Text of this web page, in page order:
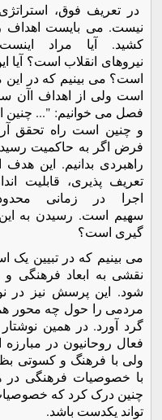
در تعریف فوق،
نیست. می بایست اهداف
کشید. آیا مراد
نیروهای انقلاب است؟ آیا
است؟ می بینیم که در این
است ولی از اهداف اآن
فصل می خوانیم: "... چنین
و چنین است راه تحقق
فرض اگر به حاکمیت
راهبردی بدانیم. این
تعریف پذیری، قابلیت
اجرا در زمانی
سهیم است. رسیدن به این
گیری است؟
می بینیم که در تبیین یک
نقشی به ابعاد فرهنگی
شود. این پرسش نیز در
مردمی را حول چه محور
گرد آورد. در همین
فعال روحانیون در
ولی با فرهنگ و کسوتی
با خصوصیات فرهنگی در
چنین درک کرد که
تواند یکدست باشد.